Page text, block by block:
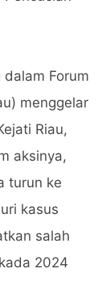
Forum
menggelar
Riau,
aksinya,
turun ke
kasus
salah
2024